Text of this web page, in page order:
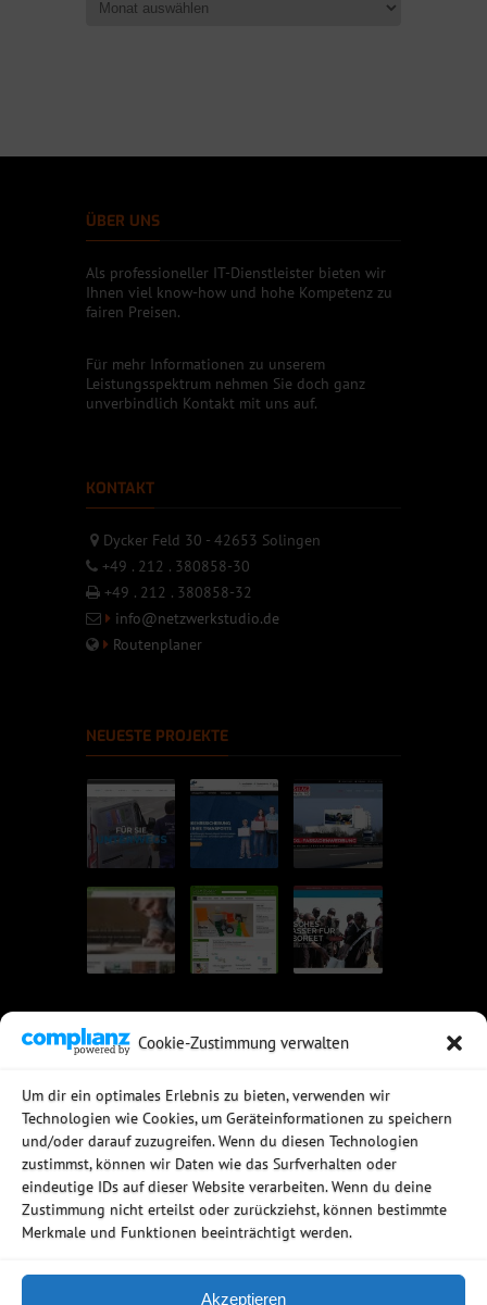
Cookie-Zustimmung verwalten
Um dir ein optimales Erlebnis zu bieten, verwenden wir
Technologien wie Cookies, um Geräteinformationen zu speichern
und/oder darauf zuzugreifen. Wenn du diesen Technologien
zustimmst, können wir Daten wie das Surfverhalten oder
eindeutige IDs auf dieser Website verarbeiten. Wenn du deine
Zustimmung nicht erteilst oder zurückziehst, können bestimmte
Merkmale und Funktionen beeinträchtigt werden.
Akzeptieren
ÜBER UNS
Als professioneller IT-Dienstleister bieten wir
Ihnen viel know-how und hohe Kompetenz zu
fairen Preisen.
Für mehr Informationen zu unserem
Leistungsspektrum nehmen Sie doch ganz
unverbindlich Kontakt mit uns auf.
KONTAKT
Dycker Feld 30 - 42653 Solingen
+49 . 212 . 380858-30
+49 . 212 . 380858-32
info@netzwerkstudio.de
Routenplaner
NEUESTE PROJEKTE
Rechtssichere Email-Archivierung
MDaemon Mail- & Groupwareserver
Virtualisierung mit vmWare
Sophos UTM - Mehr als eine Firewall